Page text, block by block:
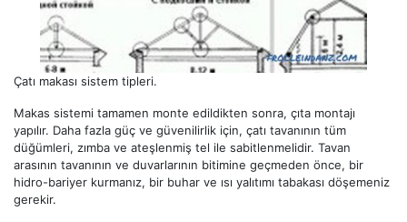
Çatı makası sistem tipleri.
Makas sistemi tamamen monte edildikten sonra, çıta montajı
yapılır. Daha fazla güç ve güvenilirlik için, çatı tavanının tüm
düğümleri, zımba ve ateşlenmiş tel ile sabitlenmelidir. Tavan
arasının tavanının ve duvarlarının bitimine geçmeden önce, bir
hidro-bariyer kurmanız, bir buhar ve ısı yalıtımı tabakası döşemeniz
gerekir.